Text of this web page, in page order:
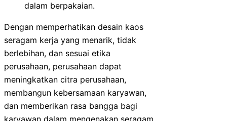
dalam berpakaian.
Dengan memperhatikan desain kaos
seragam kerja yang menarik, tidak
berlebihan, dan sesuai etika
perusahaan, perusahaan dapat
meningkatkan citra perusahaan,
membangun kebersamaan karyawan,
dan memberikan rasa bangga bagi